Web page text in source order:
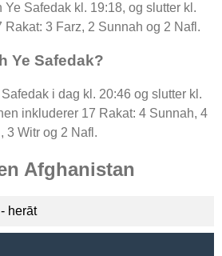
Ye Safedak kl. 19:18, og slutter kl.
Rakat: 3 Farz, 2 Sunnah og 2 Nafl.
Ye Safedak?
i dag kl. 20:46 og slutter kl.
inkluderer 17 Rakat: 4 Sunnah, 4
3 Witr og 2 Nafl.
Afghanistan
herāt